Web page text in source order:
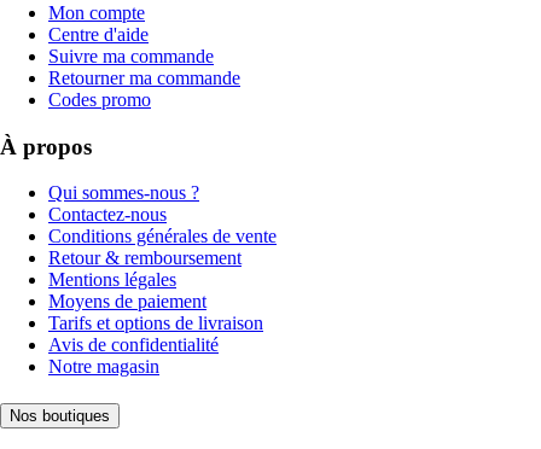
Mon compte
Centre d'aide
Suivre ma commande
Retourner ma commande
Codes promo
À propos
Qui sommes-nous ?
Contactez-nous
Conditions générales de vente
Retour & remboursement
Mentions légales
Moyens de paiement
Tarifs et options de livraison
Avis de confidentialité
Notre magasin
Nos boutiques